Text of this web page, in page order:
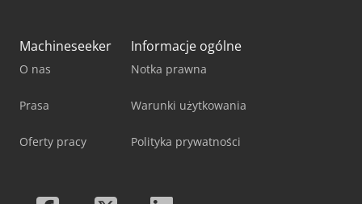
Machineseeker
O nas
Prasa
Oferty pracy
Informacje ogólne
Notka prawna
Warunki użytkowania
Polityka prywatności